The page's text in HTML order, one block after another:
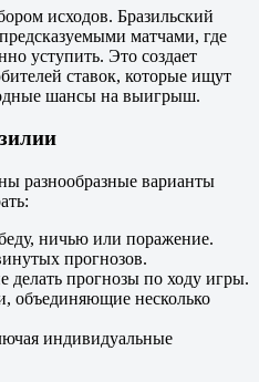
исходов. Бразильский
матчами, где
уступить. Это создает
ставок, которые ищут
шансы на выигрыш.
разнообразные варианты
ничью или поражение.
прогнозов.
делать прогнозы по ходу игры.
объединяющие несколько
индивидуальные